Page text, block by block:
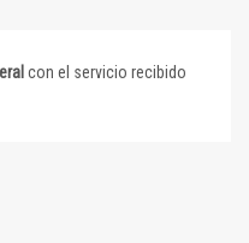
con el servicio recibido